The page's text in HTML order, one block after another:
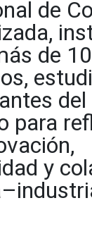
de
de
para
y